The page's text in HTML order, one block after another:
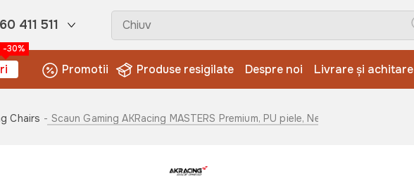
411 511
-30%
Promotii Produse resigilate Despre noi Livrare și achitare
Chairs - Scaun Gaming AKRacing MASTERS Premium, PU piele, Negru